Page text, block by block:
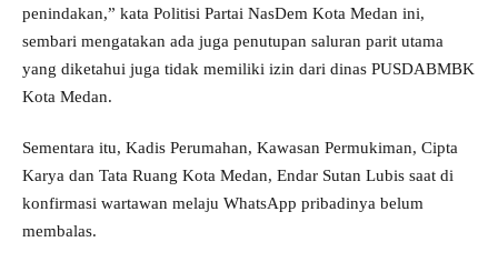
penindakan,” kata Politisi Partai NasDem Kota Medan ini,
sembari mengatakan ada juga penutupan saluran parit utama
yang diketahui juga tidak memiliki izin dari dinas PUSDABMBK
Kota Medan.
Sementara itu, Kadis Perumahan, Kawasan Permukiman, Cipta
Karya dan Tata Ruang Kota Medan, Endar Sutan Lubis saat di
konfirmasi wartawan melaju WhatsApp pribadinya belum
membalas.